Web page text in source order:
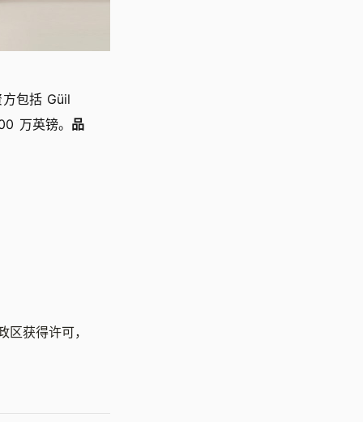
包括 Güil
万英镑。 品
获得许可，